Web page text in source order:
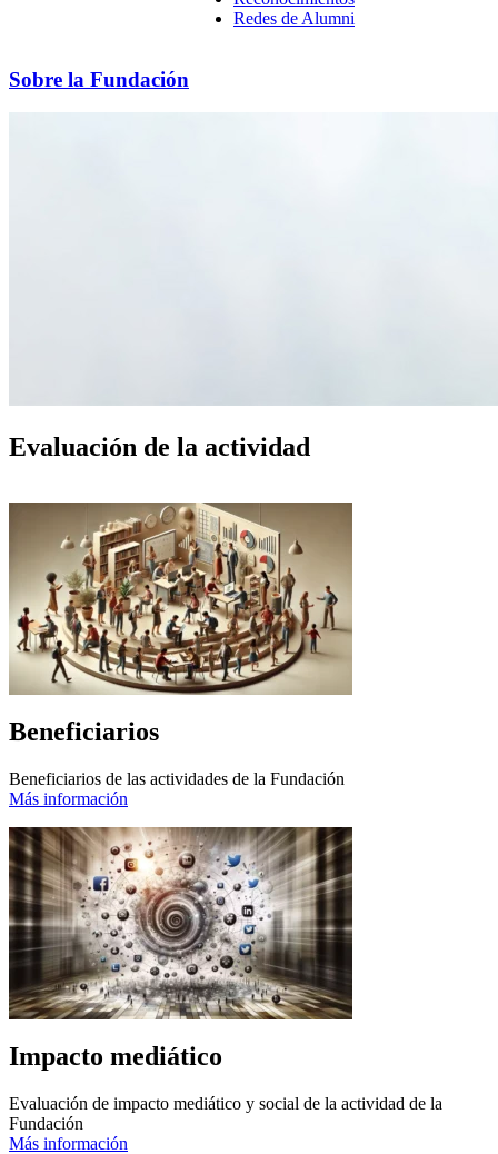
Redes de Alumni
Sobre la Fundación
Evaluación de la actividad
Beneficiarios
Beneficiarios de las actividades de la Fundación
Más información
Impacto mediático
Evaluación de impacto mediático y social de la actividad de la
Fundación
Más información